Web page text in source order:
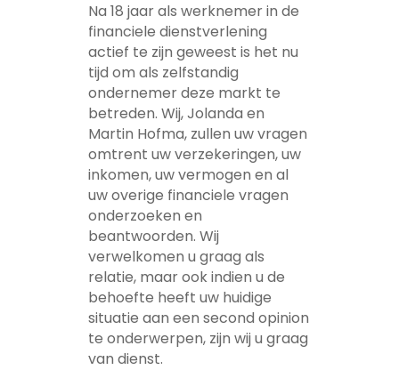
Na 18 jaar als werknemer in de
financiele dienstverlening
actief te zijn geweest is het nu
tijd om als zelfstandig
ondernemer deze markt te
betreden. Wij, Jolanda en
Martin Hofma, zullen uw vragen
omtrent uw verzekeringen, uw
inkomen, uw vermogen en al
uw overige financiele vragen
onderzoeken en
beantwoorden. Wij
verwelkomen u graag als
relatie, maar ook indien u de
behoefte heeft uw huidige
situatie aan een second opinion
te onderwerpen, zijn wij u graag
van dienst.